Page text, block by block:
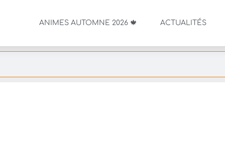
ANIMES AUTOMNE 2026 🍁 ACTUALITÉS